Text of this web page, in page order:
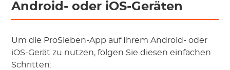
Android- oder iOS-Geräten
Um die ProSieben-App auf Ihrem Android- oder
iOS-Gerät zu nutzen, folgen Sie diesen einfachen
Schritten: